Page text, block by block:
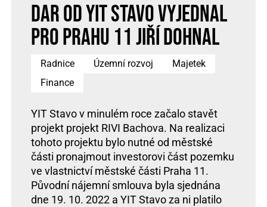
Dar od YIT Stavo vyjednal
pro Prahu 11 Jiří Dohnal
Radnice Územní rozvoj
Majetek
Finance
YIT Stavo v minulém roce začalo stavět
projekt projekt RIVI Bachova. Na realizaci
tohoto projektu bylo nutné od městské
části pronajmout investorovi část pozemku
ve vlastnictví městské části Praha 11.
Původní nájemní smlouva byla sjednána
dne 19. 10. 2022 a YIT Stavo za ni platilo